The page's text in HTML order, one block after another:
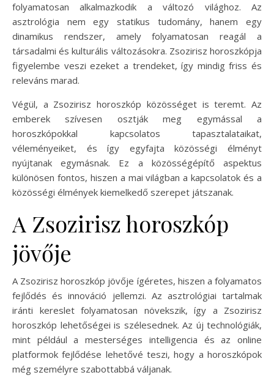
folyamatosan alkalmazkodik a változó világhoz. Az
asztrológia nem egy statikus tudomány, hanem egy
dinamikus rendszer, amely folyamatosan reagál a
társadalmi és kulturális változásokra. Zsozirisz horoszkópja
figyelembe veszi ezeket a trendeket, így mindig friss és
releváns marad.
Végül, a Zsozirisz horoszkóp közösséget is teremt. Az
emberek szívesen osztják meg egymással a
horoszkópokkal kapcsolatos tapasztalataikat,
véleményeiket, és így egyfajta közösségi élményt
nyújtanak egymásnak. Ez a közösségépítő aspektus
különösen fontos, hiszen a mai világban a kapcsolatok és a
közösségi élmények kiemelkedő szerepet játszanak.
A Zsozirisz horoszkóp
jövője
A Zsozirisz horoszkóp jövője ígéretes, hiszen a folyamatos
fejlődés és innováció jellemzi. Az asztrológiai tartalmak
iránti kereslet folyamatosan növekszik, így a Zsozirisz
horoszkóp lehetőségei is szélesednek. Az új technológiák,
mint például a mesterséges intelligencia és az online
platformok fejlődése lehetővé teszi, hogy a horoszkópok
még személyre szabottabbá váljanak.